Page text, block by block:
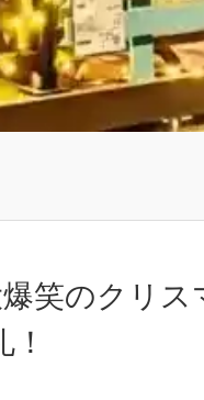
笑のクリ